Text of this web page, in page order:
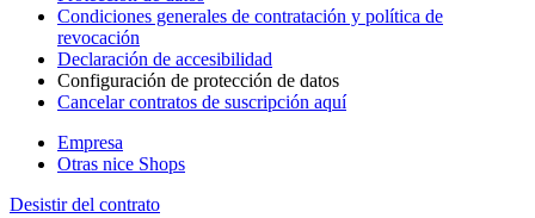
Condiciones generales de contratación y política de
revocación
Declaración de accesibilidad
Configuración de protección de datos
Cancelar contratos de suscripción aquí
Empresa
Otras nice Shops
Desistir del contrato